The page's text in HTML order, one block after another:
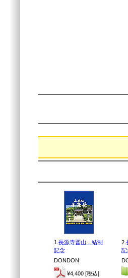
1. 長源寺晋山，結制
記念
DONDON
¥4,400 [税込]
2.
記